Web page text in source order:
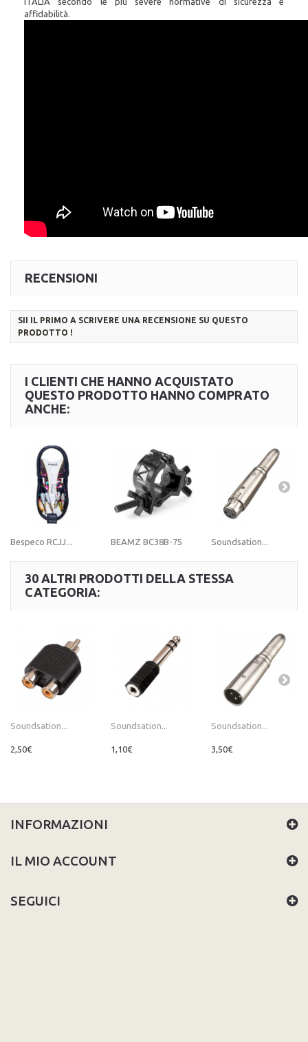
affidabilità.
RECENSIONI
SII IL PRIMO A SCRIVERE UNA RECENSIONE SU QUESTO
PRODOTTO !
I CLIENTI CHE HANNO ACQUISTATO
QUESTO PRODOTTO HANNO COMPRATO
ANCHE:
Bespeco RCJJ... BEAMZ BC38B-75 Soundsation...
30 ALTRI PRODOTTI DELLA STESSA
CATEGORIA:
Soundsation...
2,50€
Soundsation...
1,10€
Soundsation...
3,50€
INFORMAZIONI
IL MIO ACCOUNT
SEGUICI